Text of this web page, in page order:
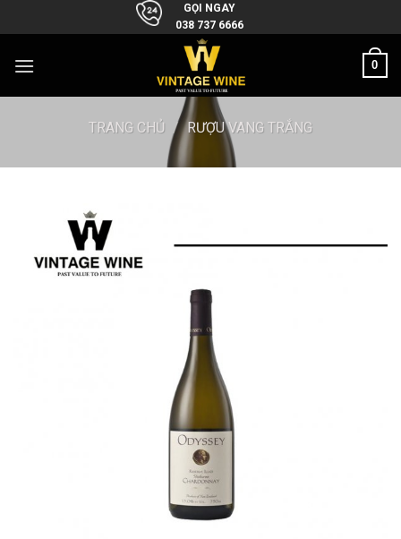
to
GỌI NGAY
038 737 6666
0
TRANG CHỦ / RƯỢU VANG TRẮNG